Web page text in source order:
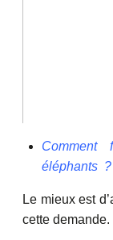
éléphants ?
Le mieux est
cette